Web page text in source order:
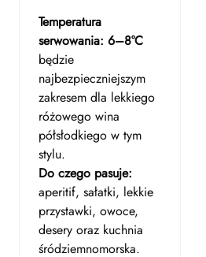
Temperatura
serwowania: 6–8°C
będzie
najbezpieczniejszym
zakresem dla lekkiego
różowego wina
półsłodkiego w tym
stylu.
Do czego pasuje:
aperitif, sałatki, lekkie
przystawki, owoce,
desery oraz kuchnia
śródziemnomorska.